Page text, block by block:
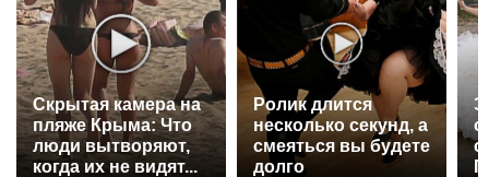
Скрытая камера на
пляже Крыма: Что
люди вытворяют,
когда их не видят...
Ролик длится
несколько секунд, а
смеяться вы будете
долго